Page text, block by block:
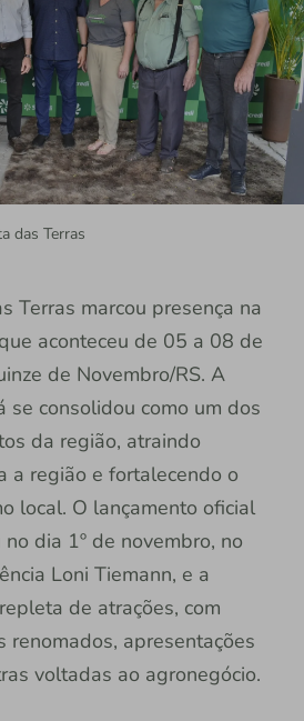
das Terras
Terras marcou presença na
aconteceu de 05 a 08 de
de Novembro/RS. A
se consolidou como um dos
da região, atraindo
a região e fortalecendo o
local. O lançamento oficial
dia 1º de novembro, no
Loni Tiemann, e a
de atrações, com
renomados, apresentações
voltadas ao agronegócio.